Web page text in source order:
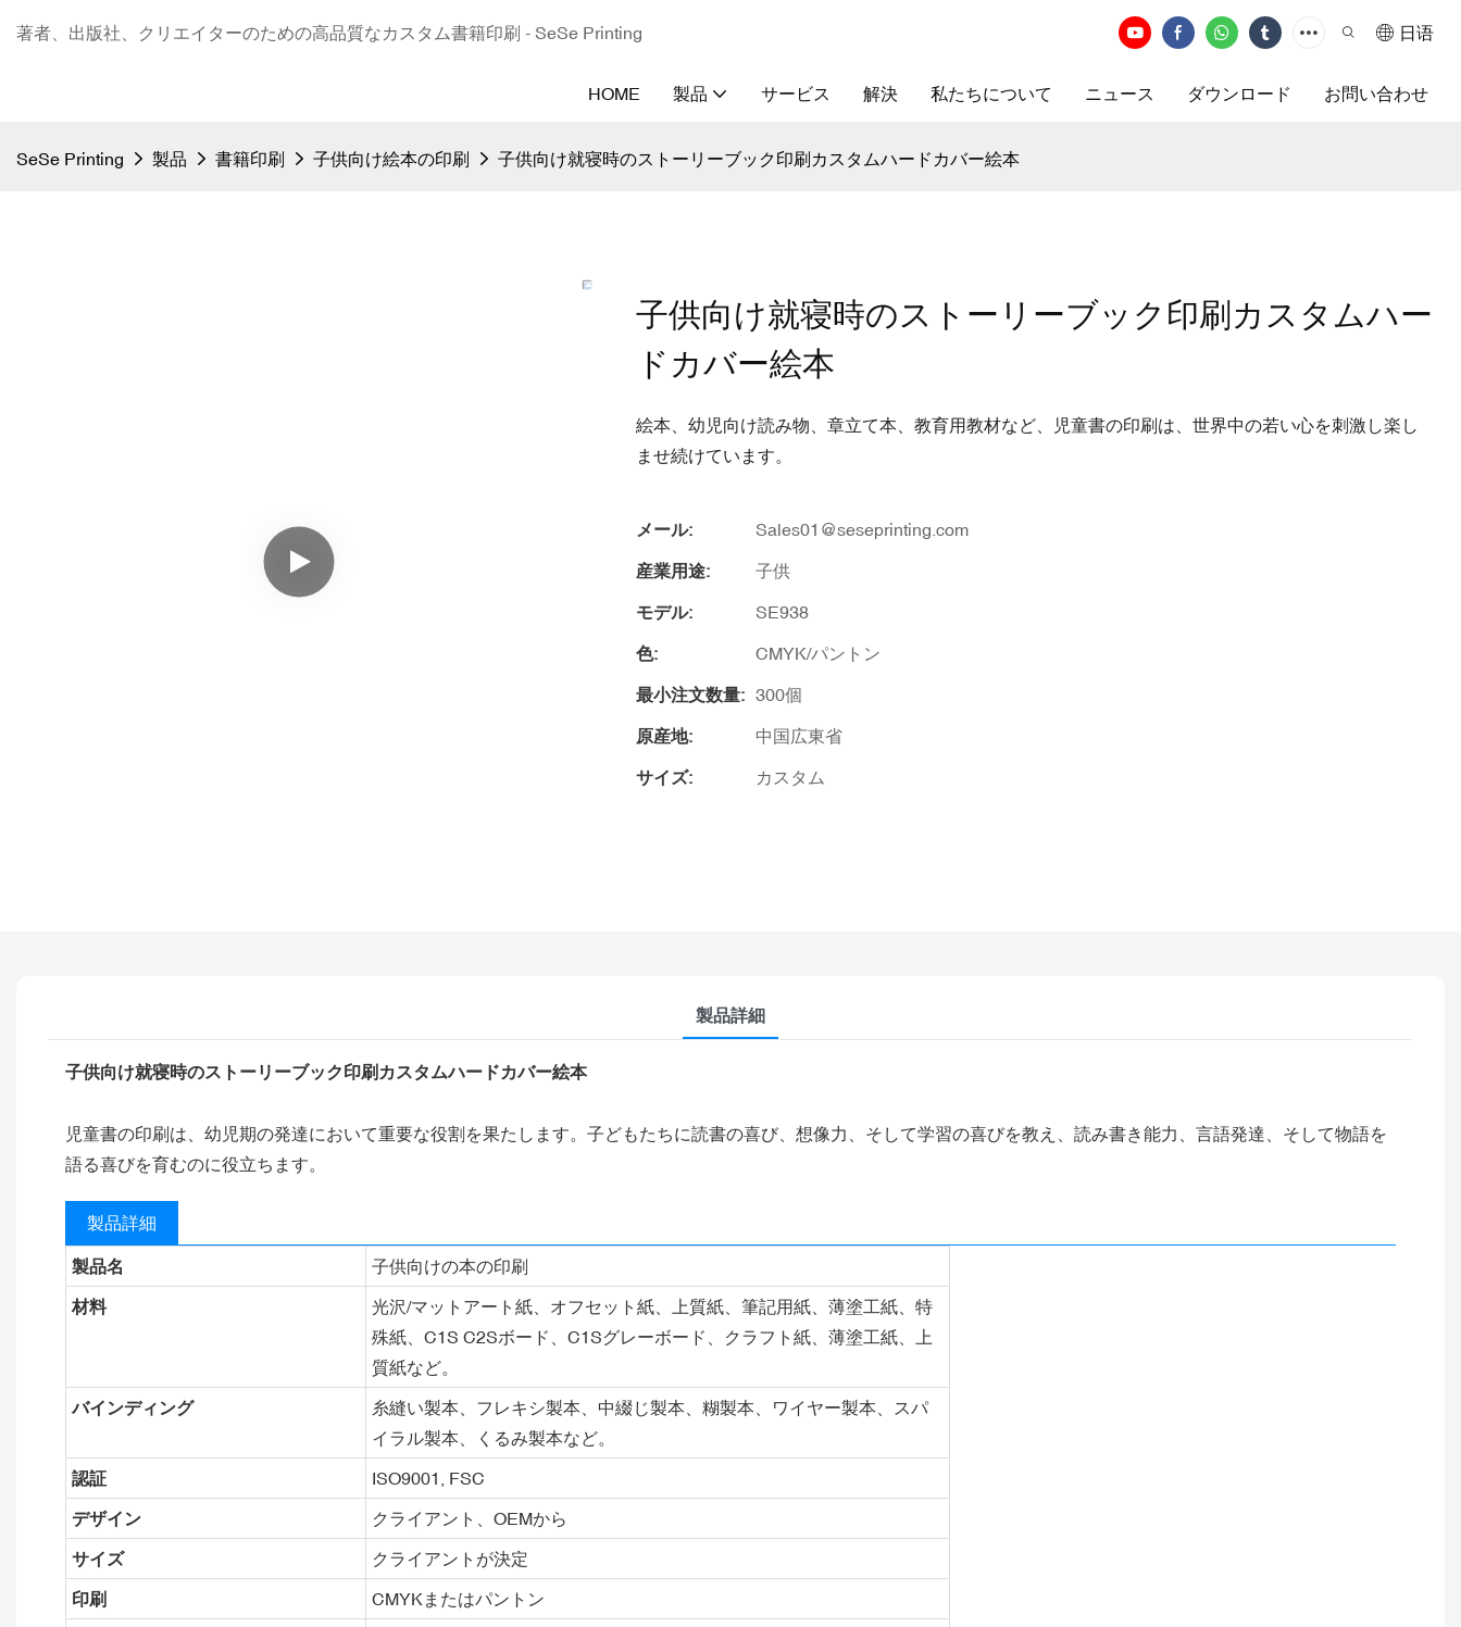
著者、出版社、クリエイターのための高品質なカスタム書籍印刷 - SeSe Printing 日语
HOME 製品 サービス 解決 私たちについて ニュース ダウンロード お問い合わせ
SeSe Printing 製品 書籍印刷 子供向け絵本の印刷 子供向け就寝時のストーリーブック印刷カスタムハードカバー絵本
子供向け就寝時のストーリーブック印刷カスタムハー
ドカバー絵本
絵本、幼児向け読み物、章立て本、教育用教材など、児童書の印刷は、世界中の若い心を刺激し楽し
ませ続けています。
メール: Sales01@seseprinting.com
産業用途: 子供
モデル: SE938
色: CMYK/パントン
最小注文数量: 300個
原産地: 中国広東省
サイズ: カスタム
製品詳細
子供向け就寝時のストーリーブック印刷カスタムハードカバー絵本
児童書の印刷は、幼児期の発達において重要な役割を果たします。子どもたちに読書の喜び、想像力、そして学習の喜びを教え、読み書き能力、言語発達、そして物語を
語る喜びを育むのに役立ちます。
製品詳細
製品名 子供向けの本の印刷
材料
光沢/マットアート紙、オフセット紙、上質紙、筆記用紙、薄塗工紙、特
殊紙、C1S C2Sボード、C1Sグレーボード、クラフト紙、薄塗工紙、上
質紙など。
バインディング
糸縫い製本、フレキシ製本、中綴じ製本、糊製本、ワイヤー製本、スパ
イラル製本、くるみ製本など。
認証 ISO9001, FSC
デザイン クライアント、OEMから
サイズ クライアントが決定
印刷 CMYKまたはパントン